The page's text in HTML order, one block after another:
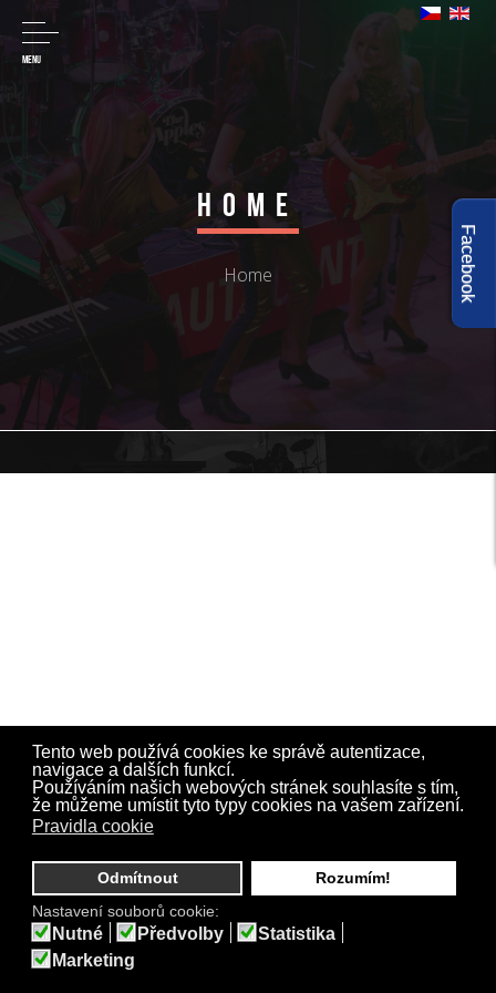
Tento web používá cookies ke správě autentizace,
navigace a dalších funkcí.
Používáním našich webových stránek souhlasíte s tím,
že můžeme umístit tyto typy cookies na vašem zařízení.
Pravidla cookie
Odmítnout
Rozumím!
Nastavení souborů cookie:
Nutné Předvolby
Statistika
Marketing
MENU
Home
Home Facebook